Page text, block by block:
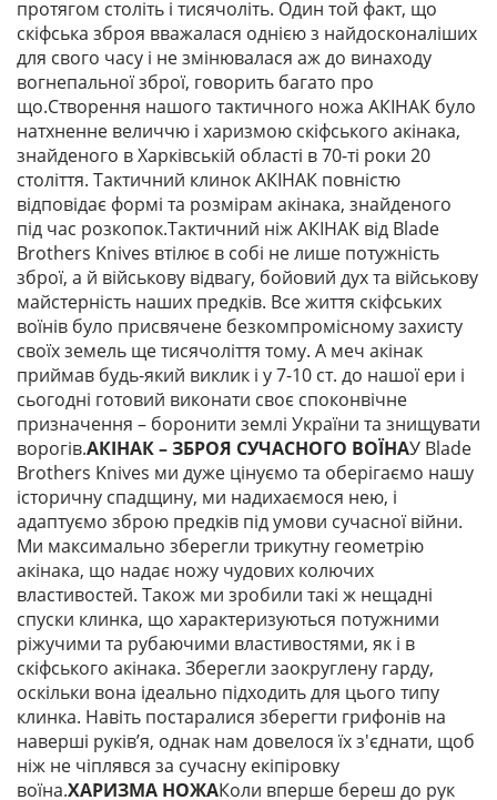
протягом століть і тисячоліть. Один той факт, що
скіфська зброя вважалася однією з найдосконаліших
для свого часу і не змінювалася аж до винаходу
вогнепальної зброї, говорить багато про
що.Створення нашого тактичного ножа АКІНАК було
натхненне величчю і харизмою скіфського акінака,
знайденого в Харківській області в 70-ті роки 20
століття. Тактичний клинок АКІНАК повністю
відповідає формі та розмірам акінака, знайденого
під час розкопок.Тактичний ніж АКІНАК від Blade
Brothers Knives втілює в собі не лише потужність
зброї, а й військову відвагу, бойовий дух та військову
майстерність наших предків. Все життя скіфських
воїнів було присвячене безкомпромісному захисту
своїх земель ще тисячоліття тому. А меч акінак
приймав будь-який виклик і у 7-10 ст. до нашої ери і
сьогодні готовий виконати своє споконвічне
призначення – боронити землі України та знищувати
ворогів.АКІНАК – ЗБРОЯ СУЧАСНОГО ВОЇНАУ Blade
Brothers Knives ми дуже цінуємо та оберігаємо нашу
історичну спадщину, ми надихаємося нею, і
адаптуємо зброю предків під умови сучасної війни.
Ми максимально зберегли трикутну геометрію
акінака, що надає ножу чудових колючих
властивостей. Також ми зробили такі ж нещадні
спуски клинка, що характеризуються потужними
ріжучими та рубаючими властивостями, як і в
скіфського акінака. Зберегли заокруглену гарду,
оскільки вона ідеально підходить для цього типу
клинка. Навіть постаралися зберегти грифонів на
наверші руків’я, однак нам довелося їх з'єднати, щоб
ніж не чіплявся за сучасну екіпіровку
воїна.ХАРИЗМА НОЖАКоли вперше береш до рук